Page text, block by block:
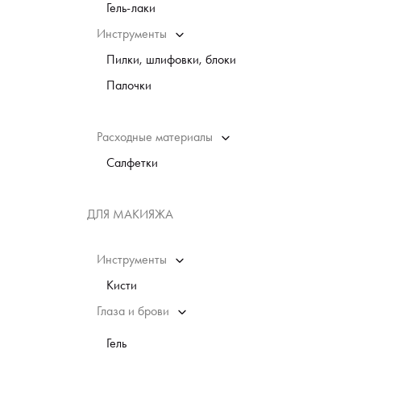
Гель-лаки
Инструменты
Пилки, шлифовки, блоки
Палочки
Расходные материалы
Салфетки
ДЛЯ МАКИЯЖА
Инструменты
Кисти
Глаза и брови
Гель